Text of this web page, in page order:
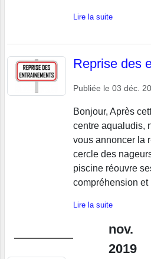
Lire la suite
Reprise des
Publiée le 03 déc.
Bonjour, Après
centre aqualudis,
vous annoncer la
cercle des
piscine réouvre
compréhension et
Lire la suite
nov.
2019